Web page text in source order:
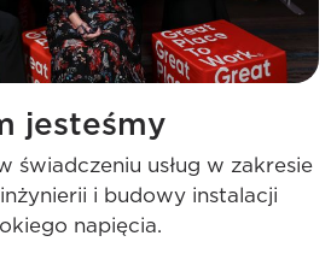
jesteśmy
świadczeniu usług w zakresie
i budowy instalacji
napięcia.